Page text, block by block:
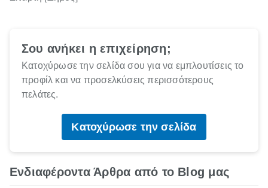
Σου ανήκει η επιχείρηση;
Κατοχύρωσε την σελίδα σου για να εμπλουτίσεις το
προφίλ και να προσελκύσεις περισσότερους
πελάτες.
Κατοχύρωσε την σελίδα
Ενδιαφέροντα Άρθρα από το Blog μας